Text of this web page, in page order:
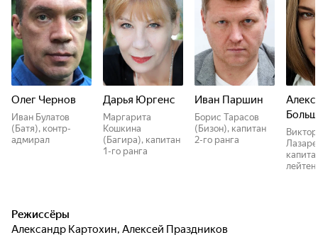
Олег Чернов
Иван Булатов
(Батя), контр-
адмирал
Дарья Юргенс
Маргарита
Кошкина
(Багира), капитан
1-го ранга
Иван Паршин
Борис Тарасов
(Бизон), капитан
2-го ранга
Режиссёры
Александр Картохин, Алексей Праздников